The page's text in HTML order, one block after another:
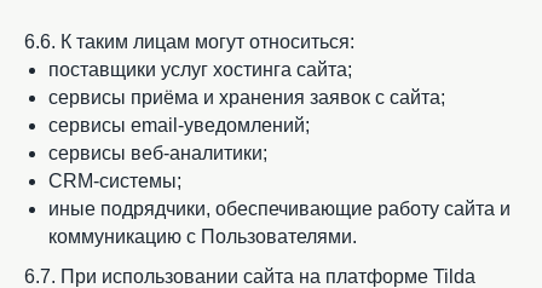
6.6. К таким лицам могут относиться:
поставщики услуг хостинга сайта;
сервисы приёма и хранения заявок с сайта;
сервисы email-уведомлений;
сервисы веб-аналитики;
CRM-системы;
иные подрядчики, обеспечивающие работу сайта и
коммуникацию с Пользователями.
6.7. При использовании сайта на платформе Tilda